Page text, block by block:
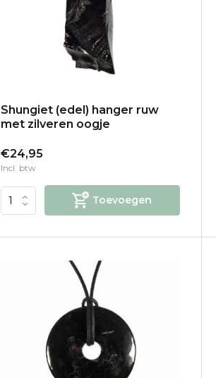
Shungiet (edel) hanger ruw
met zilveren oogje
€24,95
Incl. btw
Toevoegen